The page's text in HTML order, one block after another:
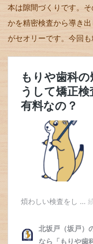
本は隙間づくりです。
かを精密検査から導き
がセオリーです。今回